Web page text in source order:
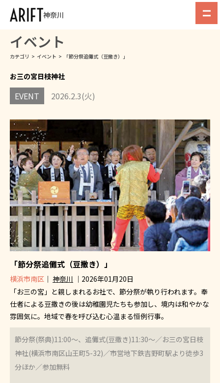
神奈川
イベント
カテゴリ > イベント > 「節分祭追儺式（豆撒き）」
お三の宮日枝神社
EVENT 2026.2.3(火)
「節分祭追儺式（豆撒き）」
横浜市南区 ｜ 神奈川 ｜2026年01月20日
「お三の宮」と親しまれるお社で、節分祭が執り行われます。奉
仕者による豆撒きの後は幼稚園児たちも参加し、境内は和やかな
雰囲気に。地域で春を呼び込む心温まる恒例行事。
節分祭(祭典)11:00～、追儺式(豆撒き)11:30～／お三の宮日枝
神社(横浜市南区山王町5-32)／市営地下鉄吉野町駅より徒歩3
分ほか／参加無料